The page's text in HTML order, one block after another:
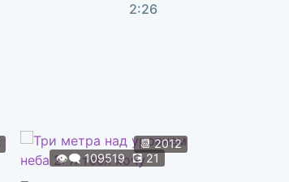
2:26
📆2012
👁️‍🗨️109519 💽21